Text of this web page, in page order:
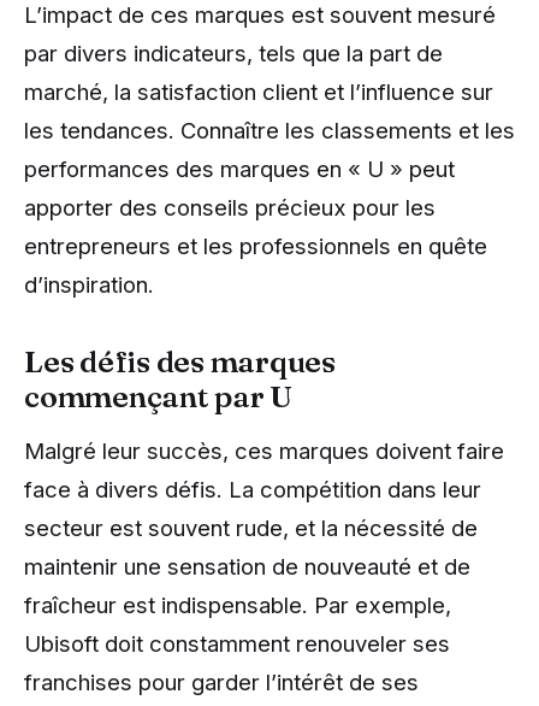
L’impact de ces marques est souvent mesuré
par divers indicateurs, tels que la part de
marché, la satisfaction client et l’influence sur
les tendances. Connaître les classements et les
performances des marques en « U » peut
apporter des conseils précieux pour les
entrepreneurs et les professionnels en quête
d’inspiration.
Les défis des marques
commençant par U
Malgré leur succès, ces marques doivent faire
face à divers défis. La compétition dans leur
secteur est souvent rude, et la nécessité de
maintenir une sensation de nouveauté et de
fraîcheur est indispensable. Par exemple,
Ubisoft doit constamment renouveler ses
franchises pour garder l’intérêt de ses